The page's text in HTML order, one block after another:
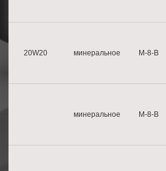
20W20 минеральное М-8-B
минеральное М-8-B